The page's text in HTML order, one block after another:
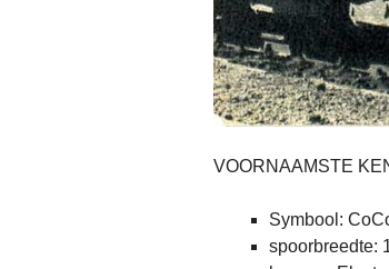
VOORNAAMSTE
Symbool:
spoorbreedte: